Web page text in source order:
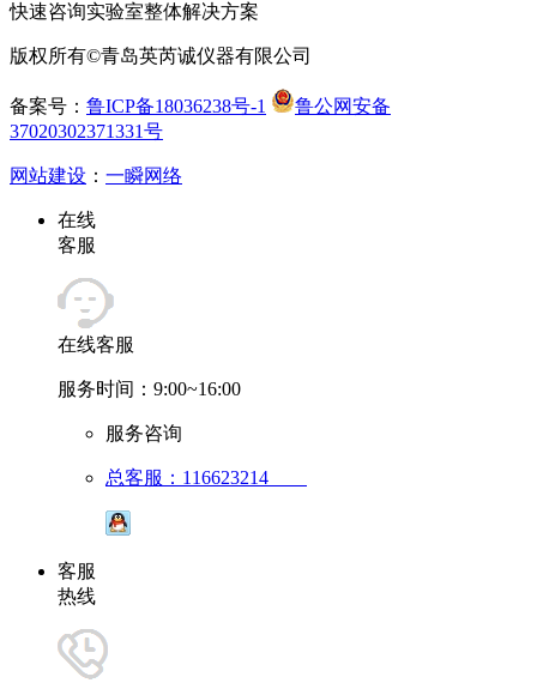
快速咨询实验室整体解决方案
版权所有©青岛英芮诚仪器有限公司
备案号： 鲁ICP备18036238号-1
鲁公网安备
37020302371331号
网站建设 ： 一瞬网络
在线
客服
在线客服
服务时间：9:00~16:00
服务咨询
总客服：116623214
客服
热线